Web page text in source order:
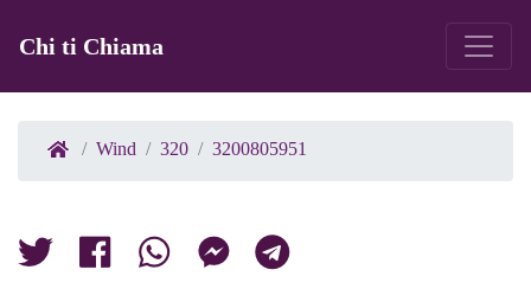
Chi ti Chiama
Wind 320 3200805951